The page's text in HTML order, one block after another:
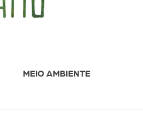
MEIO AMBIENTE